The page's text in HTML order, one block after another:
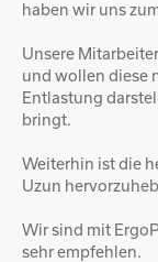
haben wir uns
Unsere
und wollen diese
Entlastung
bringt.
Weiterhin ist die
Uzun
Wir sind mit
sehr empfehlen.